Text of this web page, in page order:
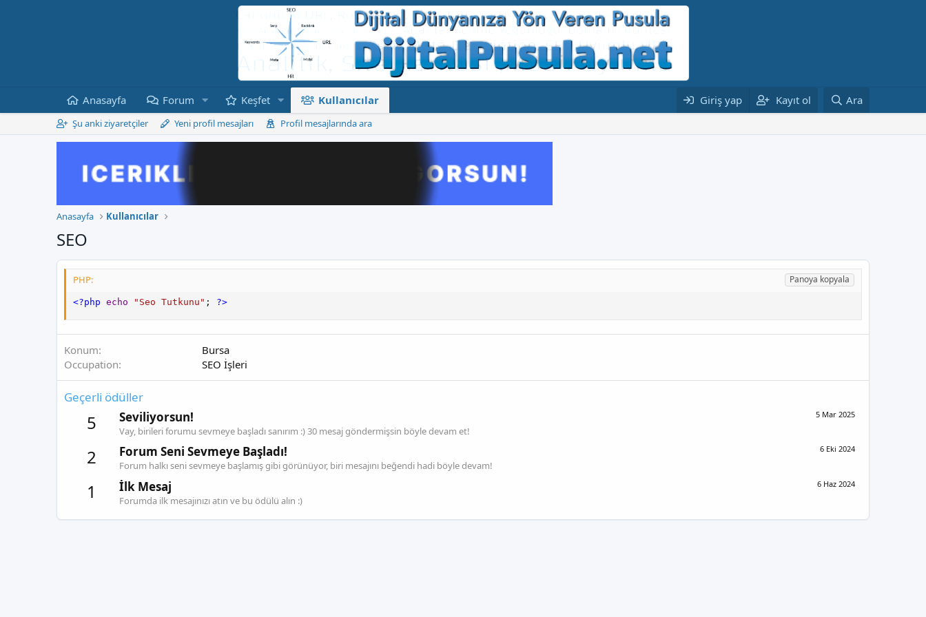
Anasayfa Forum Keşfet Kullanıcılar Giriş yap Kayıt ol Ara
Şu anki ziyaretçiler Yeni profil mesajları Profil mesajlarında ara
Anasayfa Kullanıcılar
SEO
PHP: Panoya kopyala
<?php echo "Seo Tutkunu" ; ?>
Konum
Bursa
Occupation
SEO İşleri
Geçerli ödüller
5 5 Mar 2025
Seviliyorsun!
Vay, birileri forumu sevmeye başladı sanırım :) 30 mesaj göndermişsin böyle devam et!
2 6 Eki 2024
Forum Seni Sevmeye Başladı!
Forum halkı seni sevmeye başlamış gibi görünüyor, biri mesajını beğendi hadi böyle devam!
1 6 Haz 2024
İlk Mesaj
Forumda ilk mesajınızı atın ve bu ödülü alın :)